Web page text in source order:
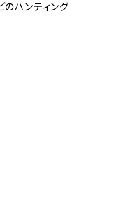
ハンティング